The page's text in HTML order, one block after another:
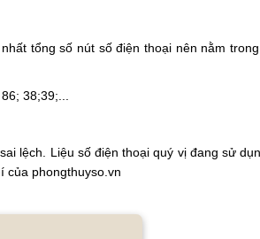
tổng số nút số điện thoại nên nằm
38;39;...
lệch. Liệu số điện thoại quý vị đang sử
của phongthuyso.vn